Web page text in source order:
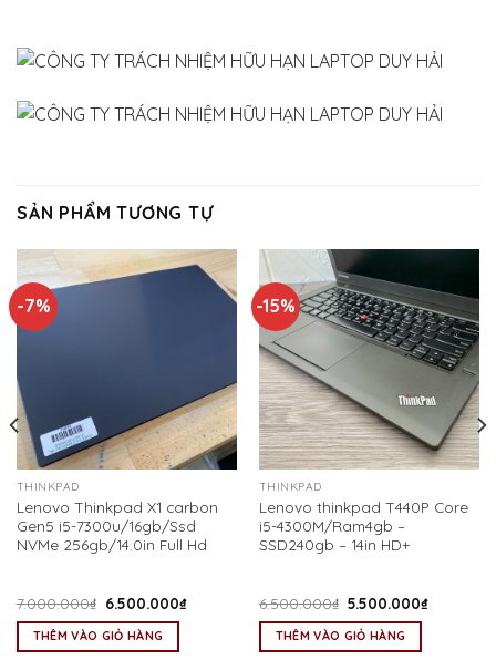
SẢN PHẨM TƯƠNG TỰ
-7%
THINKPAD
Lenovo Thinkpad X1 carbon
Gen5 i5-7300u/16gb/Ssd
NVMe 256gb/14.0in Full Hd
7.000.000₫ Giá
là:
7.000.000₫.
6.500.000₫Giá
THÊM VÀO GIỎ HÀNG
-15%
THINKPAD
Lenovo thinkpad T440P Core
i5-4300M/Ram4gb –
SSD240gb – 14in HD+
6.500.000₫ Giá
là:
6.500.000₫.
5.500.000₫Giá
THÊM VÀO GIỎ HÀNG